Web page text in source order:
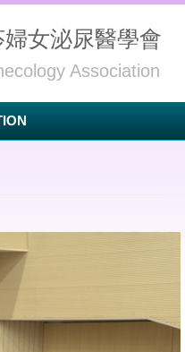
女泌尿醫學會
Association